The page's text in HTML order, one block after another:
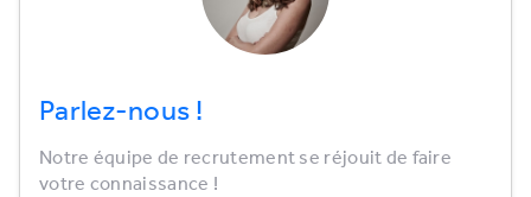
Parlez-nous !
Notre équipe de recrutement se réjouit de faire
votre connaissance !